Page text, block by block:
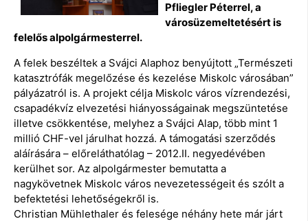
Pfliegler Péterrel, a
városüzemeltetésért is
felelős alpolgármesterrel.
A felek beszéltek a Svájci Alaphoz benyújtott „Természeti
katasztrófák megelőzése és kezelése Miskolc városában”
pályázatról is. A projekt célja Miskolc város vízrendezési,
csapadékvíz elvezetési hiányosságainak megszüntetése
illetve csökkentése, melyhez a Svájci Alap, több mint 1
millió CHF-vel járulhat hozzá. A támogatási szerződés
aláírására – előreláthatólag – 2012.II. negyedévében
kerülhet sor. Az alpolgármester bemutatta a
nagykövetnek Miskolc város nevezetességeit és szólt a
befektetési lehetőségekről is.
Christian Mühlethaler és felesége néhány hete már járt